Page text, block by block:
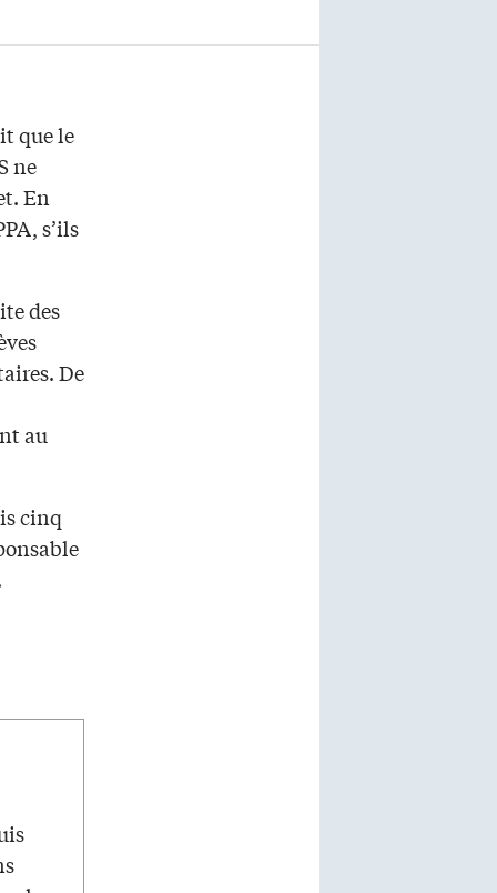
que le
ne
En
s’ils
des
De
au
cinq